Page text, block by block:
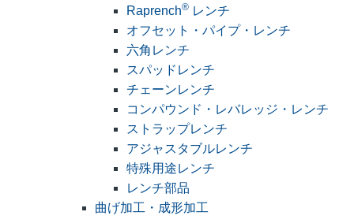
Raprench® レンチ
オフセット・パイプ・レンチ
六角レンチ
スパッドレンチ
チェーンレンチ
コンパウンド・レバレッジ・レンチ
ストラップレンチ
アジャスタブルレンチ
特殊用途レンチ
レンチ部品
曲げ加工・成形加工